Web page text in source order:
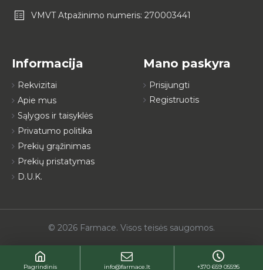
VMVT Atpažinimo numeris: 270003441
Informacija
Rekvizitai
Apie mus
Sąlygos ir taisyklės
Privatumo politika
Prekių grąžinimas
Prekių pristatymas
D.U.K.
Mano paskyra
Prisijungti
Registruotis
© 2026 Farmace. Visos teisės saugomos.
Pagrindinis info@farmace.lt +370 659 05595